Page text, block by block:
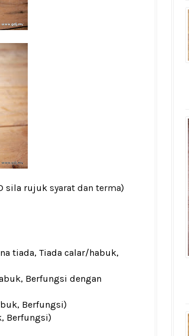
sila rujuk syarat dan terma)
tiada, Tiada calar/habuk,
Berfungsi dengan
Berfungsi)
Berfungsi)